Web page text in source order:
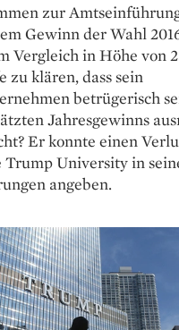
zur
Gewinn der Wahl
Vergleich in Höhe von
zu klären, dass sein
betrügerisch
Jahresgewinns
Er konnte einen
University in
angeben.